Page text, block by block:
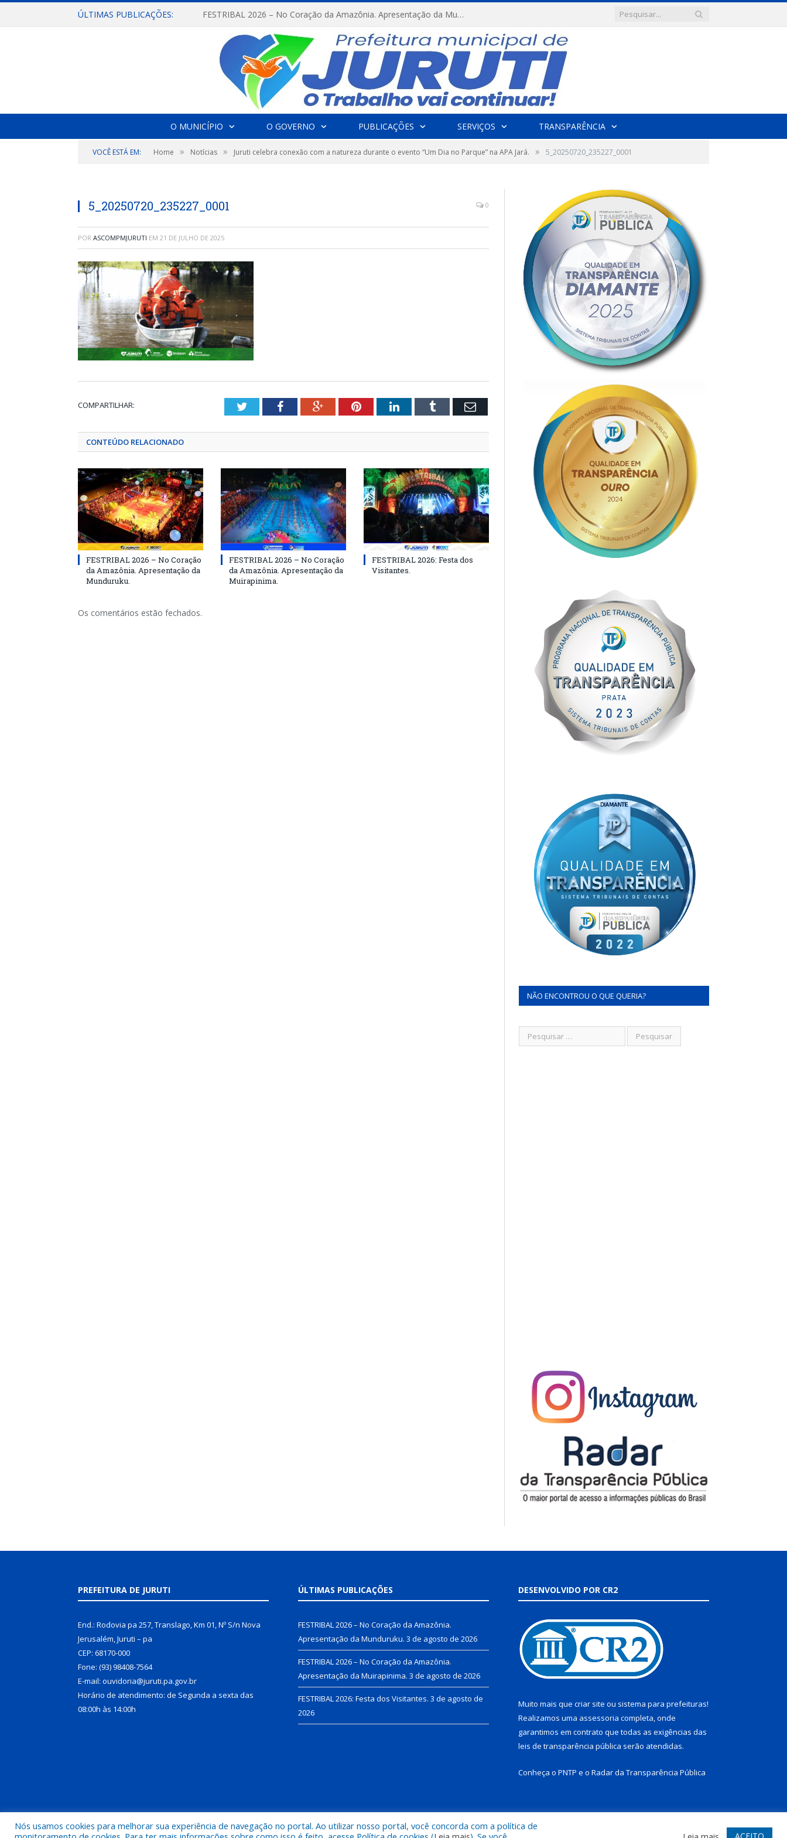
ÚLTIMAS PUBLICAÇÕES: FESTRIBAL 2026 – No Coração da Amazônia. Apresentação da Munduruku.
O MUNICÍPIO O GOVERNO PUBLICAÇÕES SERVIÇOS TRANSPARÊNCIA
VOCÊ ESTÁ EM: Home » Notícias » Juruti celebra conexão com a natureza durante o evento “Um Dia no Parque” na APA Jará. » 5_20250720_235227_0001
5_20250720_235227_0001 0
POR ASCOMPMJURUTI EM 21 DE JULHO DE 2025
COMPARTILHAR: TwitterFacebookGoogle+PinterestLinkedInTumblr Email
CONTEÚDO RELACIONADO
FESTRIBAL 2026 – No Coração
da Amazônia. Apresentação da
Munduruku.
FESTRIBAL 2026 – No Coração
da Amazônia. Apresentação da
Muirapinima.
FESTRIBAL 2026: Festa dos
Visitantes.
Os comentários estão fechados.
NÃO ENCONTROU O QUE QUERIA?
PREFEITURA DE JURUTI
End.: Rodovia pa 257, Translago, Km 01, Nº S/n Nova
Jerusalém, Juruti – pa
CEP: 68170-000
Fone: (93) 98408-7564
E-mail: ouvidoria@juruti.pa.gov.br
Horário de atendimento: de Segunda a sexta das
08:00h às 14:00h
ÚLTIMAS PUBLICAÇÕES
FESTRIBAL 2026 – No Coração da Amazônia.
Apresentação da Munduruku. 3 de agosto de 2026
FESTRIBAL 2026 – No Coração da Amazônia.
Apresentação da Muirapinima. 3 de agosto de 2026
FESTRIBAL 2026: Festa dos Visitantes. 3 de agosto de
2026
DESENVOLVIDO POR CR2
Muito mais que criar site ou sistema para prefeituras!
Realizamos uma assessoria completa, onde
garantimos em contrato que todas as exigências das
leis de transparência pública serão atendidas.
Conheça o PNTP e o Radar da Transparência Pública
Todos os direitos reservados a Prefeitura Municipal de Juruti. Mapa do Site Acessar Webmail
Nós usamos cookies para melhorar sua experiência de navegação no portal. Ao utilizar nosso portal, você concorda com a política de
ACEITO